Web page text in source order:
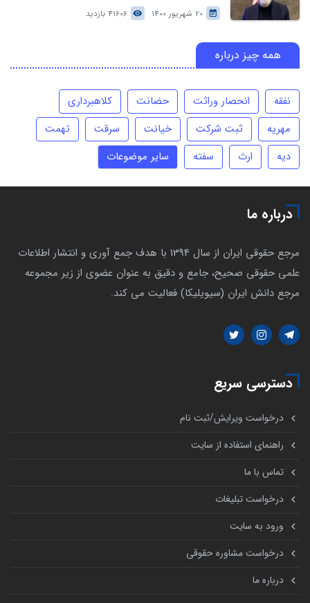
20 شهریور 1400 41606 بازدید
همه چیز درباره
نفقه انحصار وراثت حضانت
کلاهبرداری
مهریه
ثبت شرکت خیانت سرقت
تهمت
دیه
ارث سفته سایر موضوعات
درباره ما
مرجع حقوقی ایران از سال 1394 با هدف جمع آوری و انتشار اطلاعات
علمی حقوقی صحیح، جامع و دقیق به عنوان عضوی از زیر مجموعه
مرجع دانش ایران (سیویلیکا) فعالیت می کند.
دسترسی سریع
درخواست ویرایش/ثبت نام
راهنمای استفاده از سایت
تماس با ما
درخواست تبلیغات
ورود به سایت
درخواست مشاوره حقوقی
درباره ما